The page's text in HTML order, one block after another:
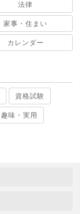
法律
家事・住まい
カレンダー
資格試験
趣味・実用